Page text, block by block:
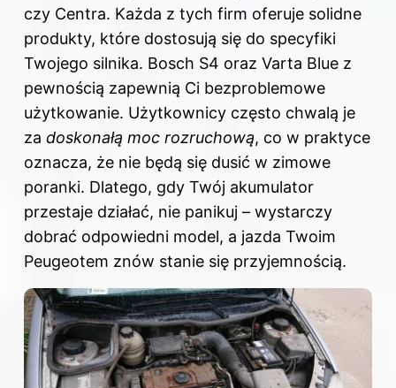
czy Centra. Każda z tych firm oferuje solidne
produkty, które dostosują się do specyfiki
Twojego silnika. Bosch S4 oraz Varta Blue z
pewnością zapewnią Ci bezproblemowe
użytkowanie. Użytkownicy często chwalą je
za doskonałą moc rozruchową, co w praktyce
oznacza, że nie będą się dusić w zimowe
poranki. Dlatego, gdy Twój akumulator
przestaje działać, nie panikuj – wystarczy
dobrać odpowiedni model, a jazda Twoim
Peugeotem znów stanie się przyjemnością.